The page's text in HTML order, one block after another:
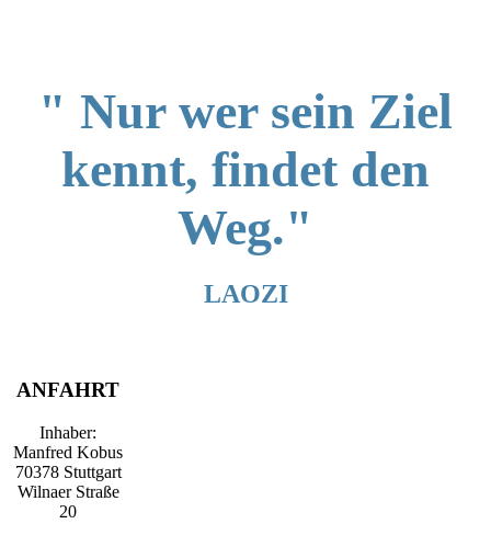
" Nur wer sein Ziel
kennt, findet den
Weg."
LAOZI
ANFAHRT
Inhaber:
Manfred Kobus
70378 Stuttgart
Wilnaer Straße
20